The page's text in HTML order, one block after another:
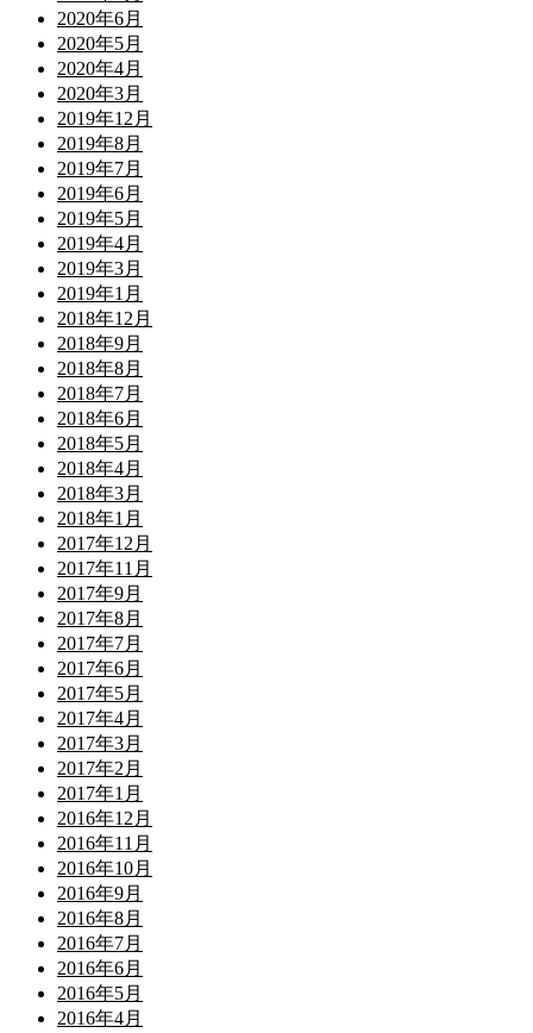
2020年6月
2020年5月
2020年4月
2020年3月
2019年12月
2019年8月
2019年7月
2019年6月
2019年5月
2019年4月
2019年3月
2019年1月
2018年12月
2018年9月
2018年8月
2018年7月
2018年6月
2018年5月
2018年4月
2018年3月
2018年1月
2017年12月
2017年11月
2017年9月
2017年8月
2017年7月
2017年6月
2017年5月
2017年4月
2017年3月
2017年2月
2017年1月
2016年12月
2016年11月
2016年10月
2016年9月
2016年8月
2016年7月
2016年6月
2016年5月
2016年4月